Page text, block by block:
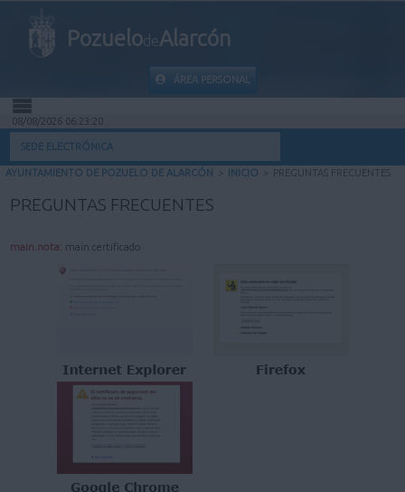
PozuelodeAlarcón
ÁREA PERSONAL
INICIO
INFORMACIÓN MUNICIPAL
08/08/2026 06:23:21
SEDE ELECTRÓNICA
AYUNTAMIENTO DE POZUELO DE ALARCÓN > INICIO > PREGUNTAS FRECUENTES
PREGUNTAS FRECUENTES
main.nota: main.certificado